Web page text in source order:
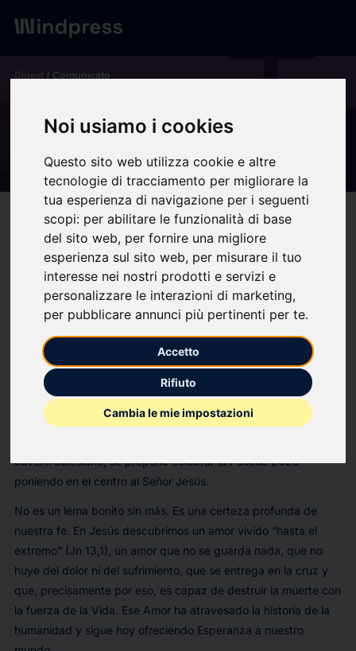
Noi usiamo i cookies
Questo sito web utilizza cookie e altre
tecnologie di tracciamento per migliorare la
tua esperienza di navigazione per i seguenti
scopi: per abilitare le funzionalità di base
del sito web, per fornire una migliore
esperienza sul sito web, per misurare il tuo
interesse nei nostri prodotti e servizi e
personalizzare le interazioni di marketing,
per pubblicare annunci più pertinenti per te.
Accetto
Rifiuto
Cambia le mie impostazioni
Digest / Comunicato
Viernes Santo - Salesianos
España
Compatibilità help
bookmark_borderupload Condividi
La Pascua Salesiana
Para los salesianos la Pascua es la gran respuesta de Dios a la
celebra el misterio central de la fe católica: la Pasión, Muerte y
Resurrección de Jesús. En la Resurrección de Cristo se
encuentra la certeza de que el futuro no está marcado por el
miedo, sino por la confianza en el amor que Dios nos tiene.
Juvenil Salesiano, se propone celebrar la Pascua 2026
poniendo en el centro al Señor Jesús.
No es un lema bonito sin más. Es una certeza profunda de
nuestra fe. En Jesús descubrimos un amor vivido “hasta el
extremo” (Jn 13,1), un amor que no se guarda nada, que no
huye del dolor ni del sufrimiento, que se entrega en la cruz y
que, precisamente por eso, es capaz de destruir la muerte con
la fuerza de la Vida. Ese Amor ha atravesado la historia de la
humanidad y sigue hoy ofreciendo Esperanza a nuestro